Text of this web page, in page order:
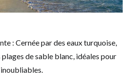
: Cernée par des eaux turquoise,
de sable blanc, idéales pour